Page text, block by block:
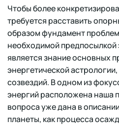
Чтобы более
требуется расставить
образом фундамент
необходимой
является знание основных
энергетической
созвездий. В одном из
энергий расположена наша
вопроса уже дана в
планеты, как процесса